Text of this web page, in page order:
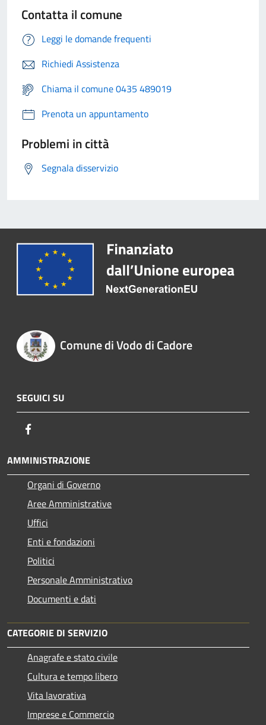
Contatta il comune
Leggi le domande frequenti
Richiedi Assistenza
Chiama il comune 0435 489019
Prenota un appuntamento
Problemi in città
Segnala disservizio
Comune di Vodo di Cadore
SEGUICI SU
AMMINISTRAZIONE
Organi di Governo
Aree Amministrative
Uffici
Enti e fondazioni
Politici
Personale Amministrativo
Documenti e dati
CATEGORIE DI SERVIZIO
Anagrafe e stato civile
Cultura e tempo libero
Vita lavorativa
Imprese e Commercio